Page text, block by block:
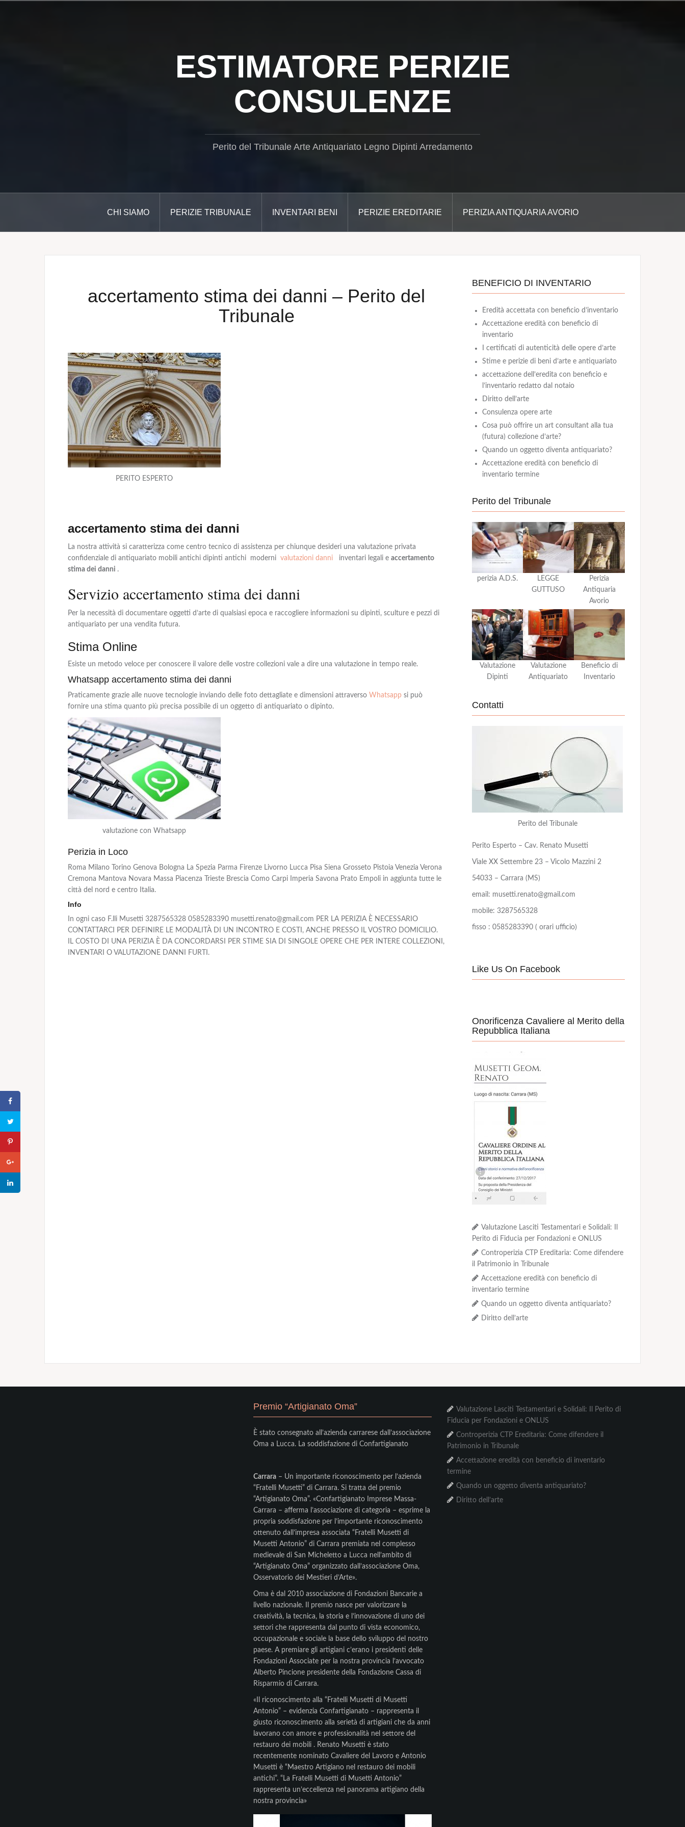
ESTIMATORE PERIZIE
CONSULENZE
Perito del Tribunale Arte Antiquariato Legno Dipinti Arredamento
CHI SIAMO PERIZIE TRIBUNALE INVENTARI BENI PERIZIE EREDITARIE PERIZIA ANTIQUARIA AVORIO
accertamento stima dei danni – Perito del
Tribunale
PERITO ESPERTO
accertamento stima dei danni
La nostra attività si caratterizza come centro tecnico di assistenza per chiunque desideri una valutazione privata
confidenziale di antiquariato mobili antichi dipinti antichi moderni valutazioni danni inventari legali e accertamento
stima dei danni .
Servizio accertamento stima dei danni
Per la necessità di documentare oggetti d’arte di qualsiasi epoca e raccogliere informazioni su dipinti, sculture e pezzi di
antiquariato per una vendita futura.
Stima Online
Esiste un metodo veloce per conoscere il valore delle vostre collezioni vale a dire una valutazione in tempo reale.
Whatsapp accertamento stima dei danni
Praticamente grazie alle nuove tecnologie inviando delle foto dettagliate e dimensioni attraverso Whatsapp si può
fornire una stima quanto più precisa possibile di un oggetto di antiquariato o dipinto.
valutazione con Whatsapp
Perizia in Loco
Roma Milano Torino Genova Bologna La Spezia Parma Firenze Livorno Lucca Pisa Siena Grosseto Pistoia Venezia Verona
Cremona Mantova Novara Massa Piacenza Trieste Brescia Como Carpi Imperia Savona Prato Empoli in aggiunta tutte le
città del nord e centro Italia.
Info
In ogni caso F.lli Musetti 3287565328 0585283390 musetti.renato@gmail.com PER LA PERIZIA È NECESSARIO
CONTATTARCI PER DEFINIRE LE MODALITÀ DI UN INCONTRO E COSTI, ANCHE PRESSO IL VOSTRO DOMICILIO.
IL COSTO DI UNA PERIZIA È DA CONCORDARSI PER STIME SIA DI SINGOLE OPERE CHE PER INTERE COLLEZIONI,
INVENTARI O VALUTAZIONE DANNI FURTI.
BENEFICIO DI INVENTARIO
Eredità accettata con beneficio d’inventario
Accettazione eredità con beneficio di
inventario
I certificati di autenticità delle opere d’arte
Stime e perizie di beni d’arte e antiquariato
accettazione dell’eredita con beneficio e
l’inventario redatto dal notaio
Diritto dell’arte
Consulenza opere arte
Cosa può offrire un art consultant alla tua
(futura) collezione d’arte?
Quando un oggetto diventa antiquariato?
Accettazione eredità con beneficio di
inventario termine
Perito del Tribunale
perizia A.D.S.
LEGGE
GUTTUSO
Perizia
Antiquaria
Avorio
Valutazione
Dipinti
Valutazione
Antiquariato
Beneficio di
Inventario
Contatti
Perito del Tribunale
Perito Esperto – Cav. Renato Musetti
Viale XX Settembre 23 – Vicolo Mazzini 2
54033 – Carrara (MS)
email: musetti.renato@gmail.com
mobile: 3287565328
fisso : 0585283390 ( orari ufficio)
Like Us On Facebook
Onorificenza Cavaliere al Merito della
Repubblica Italiana
Valutazione Lasciti Testamentari e Solidali: Il
Perito di Fiducia per Fondazioni e ONLUS
Controperizia CTP Ereditaria: Come difendere
il Patrimonio in Tribunale
Accettazione eredità con beneficio di
inventario termine
Quando un oggetto diventa antiquariato?
Diritto dell’arte
Premio “Artigianato Oma”
È stato consegnato all’azienda carrarese dall’associazione
Oma a Lucca. La soddisfazione di Confartigianato
Carrara – Un importante riconoscimento per l’azienda
“Fratelli Musetti” di Carrara. Si tratta del premio
“Artigianato Oma”. «Confartigianato Imprese Massa-
Carrara – afferma l’associazione di categoria – esprime la
propria soddisfazione per l’importante riconoscimento
ottenuto dall’impresa associata “Fratelli Musetti di
Musetti Antonio” di Carrara premiata nel complesso
medievale di San Micheletto a Lucca nell’ambito di
“Artigianato Oma” organizzato dall’associazione Oma,
Osservatorio dei Mestieri d’Arte».
Oma è dal 2010 associazione di Fondazioni Bancarie a
livello nazionale. Il premio nasce per valorizzare la
creatività, la tecnica, la storia e l’innovazione di uno dei
settori che rappresenta dal punto di vista economico,
occupazionale e sociale la base dello sviluppo del nostro
paese. A premiare gli artigiani c’erano i presidenti delle
Fondazioni Associate per la nostra provincia l’avvocato
Alberto Pincione presidente della Fondazione Cassa di
Risparmio di Carrara.
«Il riconoscimento alla “Fratelli Musetti di Musetti
Antonio” – evidenzia Confartigianato – rappresenta il
giusto riconoscimento alla serietà di artigiani che da anni
lavorano con amore e professionalità nel settore del
restauro dei mobili . Renato Musetti è stato
recentemente nominato Cavaliere del Lavoro e Antonio
Musetti è “Maestro Artigiano nel restauro dei mobili
antichi”. “La Fratelli Musetti di Musetti Antonio”
rappresenta un’eccellenza nel panorama artigiano della
nostra provincia»
Valutazione Lasciti Testamentari e Solidali: Il Perito di
Fiducia per Fondazioni e ONLUS
Controperizia CTP Ereditaria: Come difendere il
Patrimonio in Tribunale
Accettazione eredità con beneficio di inventario
termine
Quando un oggetto diventa antiquariato?
Diritto dell’arte